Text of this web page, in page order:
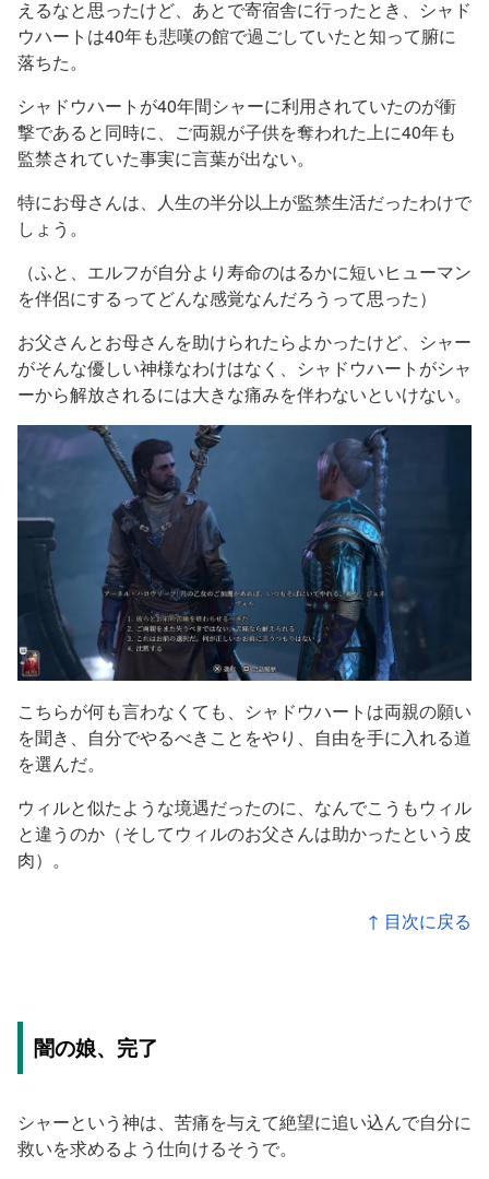
えるなと思ったけど、あとで寄宿舎に行ったとき、シャド
ウハートは40年も悲嘆の館で過ごしていたと知って腑に
落ちた。
シャドウハートが40年間シャーに利用されていたのが衝
撃であると同時に、ご両親が子供を奪われた上に40年も
監禁されていた事実に言葉が出ない。
特にお母さんは、人生の半分以上が監禁生活だったわけで
しょう。
（ふと、エルフが自分より寿命のはるかに短いヒューマン
を伴侶にするってどんな感覚なんだろうって思った）
お父さんとお母さんを助けられたらよかったけど、シャー
がそんな優しい神様なわけはなく、シャドウハートがシャ
ーから解放されるには大きな痛みを伴わないといけない。
こちらが何も言わなくても、シャドウハートは両親の願い
を聞き、自分でやるべきことをやり、自由を手に入れる道
を選んだ。
ウィルと似たような境遇だったのに、なんでこうもウィル
と違うのか（そしてウィルのお父さんは助かったという皮
肉）。
↑ 目次に戻る
闇の娘、完了
シャーという神は、苦痛を与えて絶望に追い込んで自分に
救いを求めるよう仕向けるそうで。